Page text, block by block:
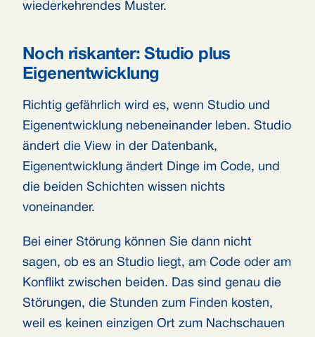
wiederkehrendes Muster.
Noch riskanter: Studio plus
Eigenentwicklung
Richtig gefährlich wird es, wenn Studio und
Eigenentwicklung nebeneinander leben. Studio
ändert die View in der Datenbank,
Eigenentwicklung ändert Dinge im Code, und
die beiden Schichten wissen nichts
voneinander.
Bei einer Störung können Sie dann nicht
sagen, ob es an Studio liegt, am Code oder am
Konflikt zwischen beiden. Das sind genau die
Störungen, die Stunden zum Finden kosten,
weil es keinen einzigen Ort zum Nachschauen